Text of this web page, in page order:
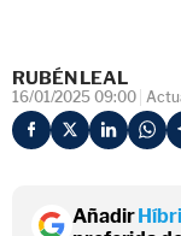
RUBÉN LEAL
16/01/2025 09:00
Añadir